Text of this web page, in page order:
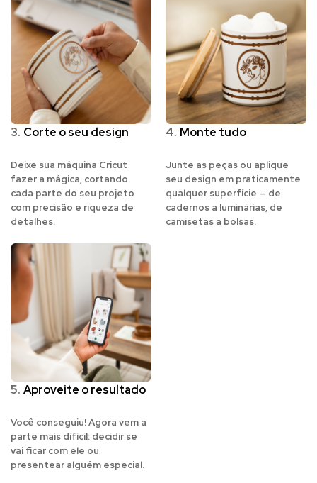
3. Corte o seu design
Deixe sua máquina Cricut
fazer a mágica, cortando
cada parte do seu projeto
com precisão e riqueza de
detalhes.
4. Monte tudo
Junte as peças ou aplique
seu design em praticamente
qualquer superfície — de
cadernos a luminárias, de
camisetas a bolsas.
5. Aproveite o resultado
Você conseguiu! Agora vem a
parte mais difícil: decidir se
vai ficar com ele ou
presentear alguém especial.